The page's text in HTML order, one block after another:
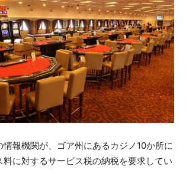
情報機関が、ゴア州にあるカジノ10か所に
に対するサービス税の納税を要求してい